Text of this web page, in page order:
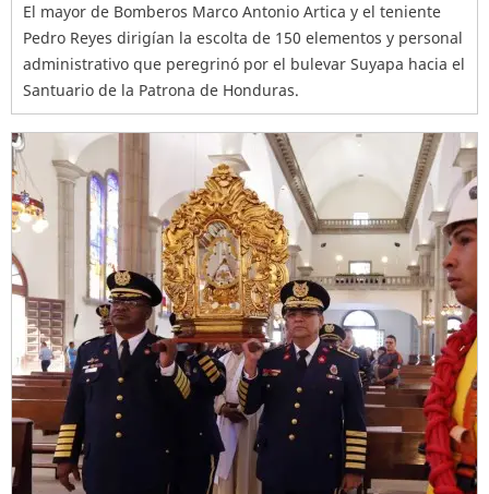
El mayor de Bomberos Marco Antonio Artica y el teniente
Pedro Reyes dirigían la escolta de 150 elementos y personal
administrativo que peregrinó por el bulevar Suyapa hacia el
Santuario de la Patrona de Honduras.